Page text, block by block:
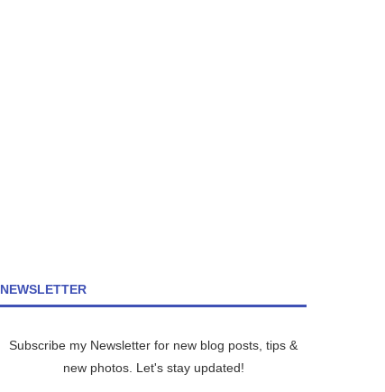
NEWSLETTER
Subscribe my Newsletter for new blog posts, tips &
new photos. Let's stay updated!